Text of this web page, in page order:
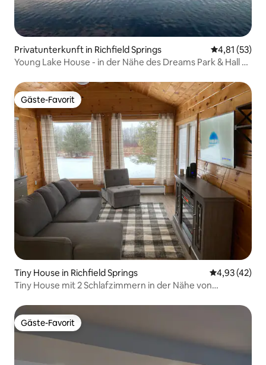
Privatunterkunft in Richfield Springs
4,81 (53)
Young Lake House - in der Nähe des Dreams Park & Hall of
Gäste-Favorit
Gäste-Favorit
Tiny House in Richfield Springs
4,93 (42)
Tiny House mit 2 Schlafzimmern in der Nähe von
Gäste-Favorit
Gäste-Favorit